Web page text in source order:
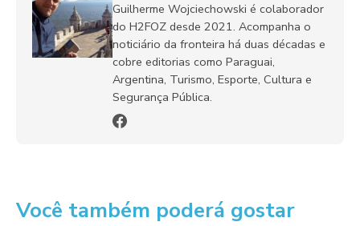
Guilherme Wojciechowski é colaborador
do H2FOZ desde 2021. Acompanha o
noticiário da fronteira há duas décadas e
cobre editorias como Paraguai,
Argentina, Turismo, Esporte, Cultura e
Segurança Pública.
Você também poderá gostar